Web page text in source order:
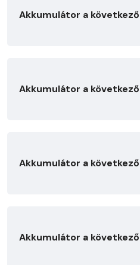
Akkumulátor a
Akkumulátor a
Akkumulátor a
Akkumulátor a